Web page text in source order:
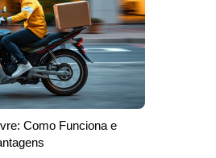
Como Funciona e